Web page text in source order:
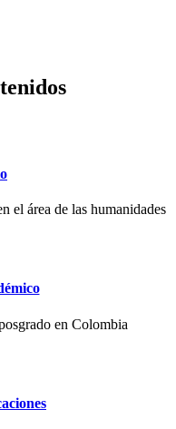
el área de las humanidades
en Colombia